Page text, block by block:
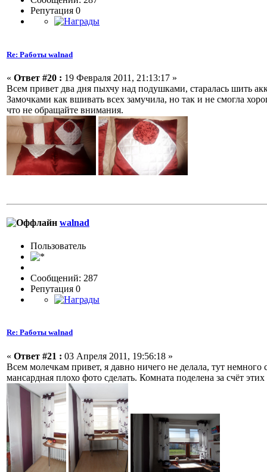
Репутация 0
Re: Работы walnad
« Ответ #20 : 19 Февраля 2011, 21:13:17 »
Всем привет два дня пыхчу над подушками, старалась шить
Замочками как вшивать всех замучила, но так и не смогла
что не обращайте внимания.
walnad
Пользовaтeль
Сообщений: 287
Репутация 0
Re: Работы walnad
« Ответ #21 : 03 Апреля 2011, 19:56:18 »
Всем молечкам привет, я давно ничего не делала, тут
мансардная плохо фото сделать. Комната поделена за счёт